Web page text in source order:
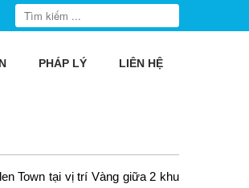
PHÁP LÝ LIÊN HỆ
Town tại vị trí Vàng giữa 2 khu